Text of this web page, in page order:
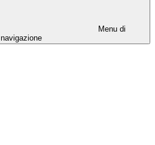
Menu di
navigazione